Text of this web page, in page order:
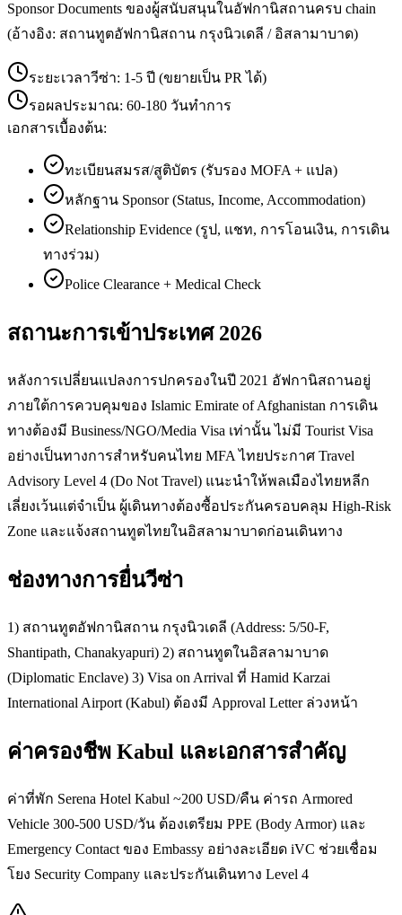
Sponsor Documents ของผู้สนับสนุนในอัฟกานิสถานครบ chain
(อ้างอิง: สถานทูตอัฟกานิสถาน กรุงนิวเดลี / อิสลามาบาด)
ระยะเวลาวีซ่า: 1-5 ปี (ขยายเป็น PR ได้)
รอผลประมาณ: 60-180 วันทำการ
เอกสารเบื้องต้น:
ทะเบียนสมรส/สูติบัตร (รับรอง MOFA + แปล)
หลักฐาน Sponsor (Status, Income, Accommodation)
Relationship Evidence (รูป, แชท, การโอนเงิน, การเดิน
ทางร่วม)
Police Clearance + Medical Check
สถานะการเข้าประเทศ 2026
หลังการเปลี่ยนแปลงการปกครองในปี 2021 อัฟกานิสถานอยู่
ภายใต้การควบคุมของ Islamic Emirate of Afghanistan การเดิน
ทางต้องมี Business/NGO/Media Visa เท่านั้น ไม่มี Tourist Visa
อย่างเป็นทางการสำหรับคนไทย MFA ไทยประกาศ Travel
Advisory Level 4 (Do Not Travel) แนะนำให้พลเมืองไทยหลีก
เลี่ยงเว้นแต่จำเป็น ผู้เดินทางต้องซื้อประกันครอบคลุม High-Risk
Zone และแจ้งสถานทูตไทยในอิสลามาบาดก่อนเดินทาง
ช่องทางการยื่นวีซ่า
1) สถานทูตอัฟกานิสถาน กรุงนิวเดลี (Address: 5/50-F,
Shantipath, Chanakyapuri) 2) สถานทูตในอิสลามาบาด
(Diplomatic Enclave) 3) Visa on Arrival ที่ Hamid Karzai
International Airport (Kabul) ต้องมี Approval Letter ล่วงหน้า
ค่าครองชีพ Kabul และเอกสารสำคัญ
ค่าที่พัก Serena Hotel Kabul ~200 USD/คืน ค่ารถ Armored
Vehicle 300-500 USD/วัน ต้องเตรียม PPE (Body Armor) และ
Emergency Contact ของ Embassy อย่างละเอียด iVC ช่วยเชื่อม
โยง Security Company และประกันเดินทาง Level 4